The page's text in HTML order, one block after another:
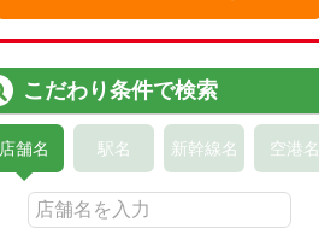
こだわり条件で検索
店舗名 駅名 新幹線名 空港名